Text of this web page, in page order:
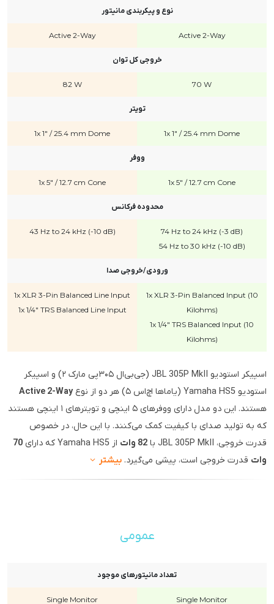
نوع و پیکربندی مانیتور
Active 2-Way
Active 2-Way
خروجی کل توان
70 W
82 W
تویتر
1x 1" / 25.4 mm Dome
1x 1" / 25.4 mm Dome
ووفر
1x 5" / 12.7 cm Cone
1x 5" / 12.7 cm Cone
محدوده فرکانس
74 Hz to 24 kHz (-3 dB)
54 Hz to 30 kHz (-10 dB)
43 Hz to 24 kHz (-10 dB)
ورودی/خروجی صدا
1x XLR 3-Pin Balanced Input (10
Kilohms)
1x 1/4" TRS Balanced Input (10
Kilohms)
1x XLR 3-Pin Balanced Line Input
1x 1/4" TRS Balanced Line Input
اسپیکر استودیو JBL 305P MkII (جی‌بی‌ال ۳۰۵پی مارک ۲) و اسپیکر
استودیو Yamaha HS5 (یاماها اچ‌اس ۵) هر دو از نوع
Active 2-Way
هستند. این دو مدل دارای ووفرهای ۵ اینچی و تویترهای ۱ اینچی هستند
که به تولید صدای با کیفیت کمک می‌کنند. با این حال، در خصوص
قدرت خروجی، JBL 305P MkII با
82 وات از Yamaha HS5 که دارای
70
وات قدرت خروجی است، پیشی می‌گیرد. بیشتر
عمومی
تعداد مانیتورهای موجود
Single Monitor
Single Monitor